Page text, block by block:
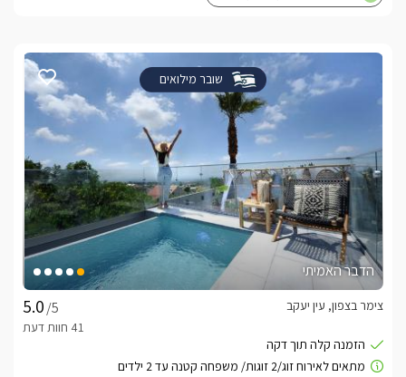
שובר מילואים
הדבר האמיתי
/5
צימר בצפון, עין יעקב